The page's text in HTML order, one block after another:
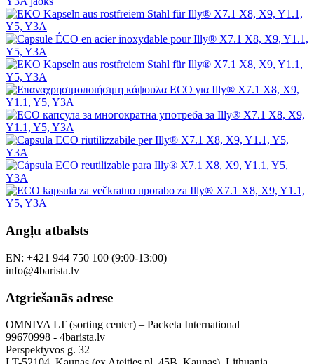
Angļu atbalsts
EN: +421 944 750 100 (9:00-13:00)
info@4barista.lv
Atgriešanās adrese
OMNIVA LT (sorting center) – Packeta International
99670998 - 4barista.lv
Perspektyvos g. 32